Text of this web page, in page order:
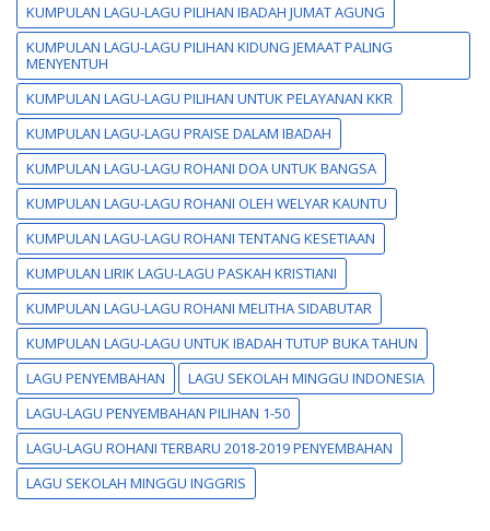
KUMPULAN LAGU-LAGU PILIHAN IBADAH JUMAT AGUNG
KUMPULAN LAGU-LAGU PILIHAN KIDUNG JEMAAT PALING
MENYENTUH
KUMPULAN LAGU-LAGU PILIHAN UNTUK PELAYANAN KKR
KUMPULAN LAGU-LAGU PRAISE DALAM IBADAH
KUMPULAN LAGU-LAGU ROHANI DOA UNTUK BANGSA
KUMPULAN LAGU-LAGU ROHANI OLEH WELYAR KAUNTU
KUMPULAN LAGU-LAGU ROHANI TENTANG KESETIAAN
KUMPULAN LIRIK LAGU-LAGU PASKAH KRISTIANI
KUMPULAN LAGU-LAGU ROHANI MELITHA SIDABUTAR
KUMPULAN LAGU-LAGU UNTUK IBADAH TUTUP BUKA TAHUN
LAGU PENYEMBAHAN
LAGU SEKOLAH MINGGU INDONESIA
LAGU-LAGU PENYEMBAHAN PILIHAN 1-50
LAGU-LAGU ROHANI TERBARU 2018-2019 PENYEMBAHAN
LAGU SEKOLAH MINGGU INGGRIS